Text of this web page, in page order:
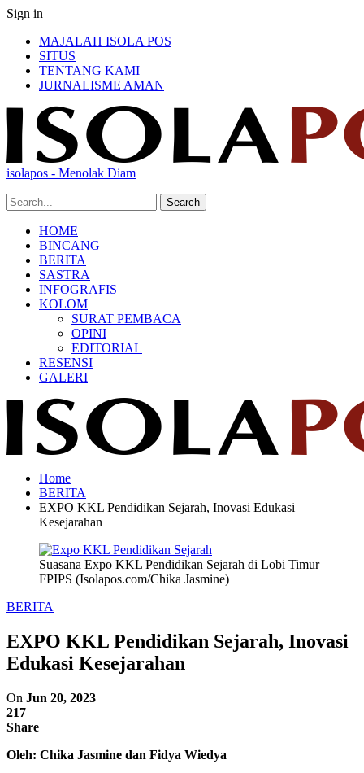
Sign in
MAJALAH ISOLA POS
SITUS
TENTANG KAMI
JURNALISME AMAN
isolapos - Menolak Diam
HOME
BINCANG
BERITA
SASTRA
INFOGRAFIS
KOLOM
SURAT PEMBACA
OPINI
EDITORIAL
RESENSI
GALERI
Home
BERITA
EXPO KKL Pendidikan Sejarah, Inovasi Edukasi
Kesejarahan
Suasana Expo KKL Pendidikan Sejarah di Lobi Timur
FPIPS (Isolapos.com/Chika Jasmine)
BERITA
EXPO KKL Pendidikan Sejarah, Inovasi
Edukasi Kesejarahan
On Jun 20, 2023
217
Share
Oleh: Chika Jasmine dan Fidya Wiedya